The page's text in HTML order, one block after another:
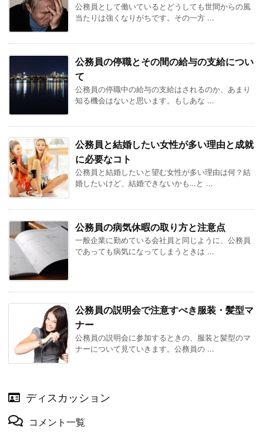
公務員として働いているとどうしても世間からの風
当たりは強くなりがちです。その一方 ...
公務員の停職とその間の給与の支給につい
て
公務員の停職中の給与の支給はされるのか、あまり
知る機会はないと思います。もしあな ...
公務員と結婚したい女性が多い理由と成就
に必要なコト
公務員と結婚したいと望む女性が多い理由は何？結
婚したいけど、結婚できないかも…と ...
公務員の病気休暇の取り方と注意点
一般企業に勤めている会社員と同じように、公務員
であっても病気になってしまうときは ...
公務員の説明会で注意すべき服装・髪型マ
ナー
公務員の説明会に参加するときの、服装と髪型のマ
ナーについて見ていきます。公務員の ...
ディスカッション
コメント一覧